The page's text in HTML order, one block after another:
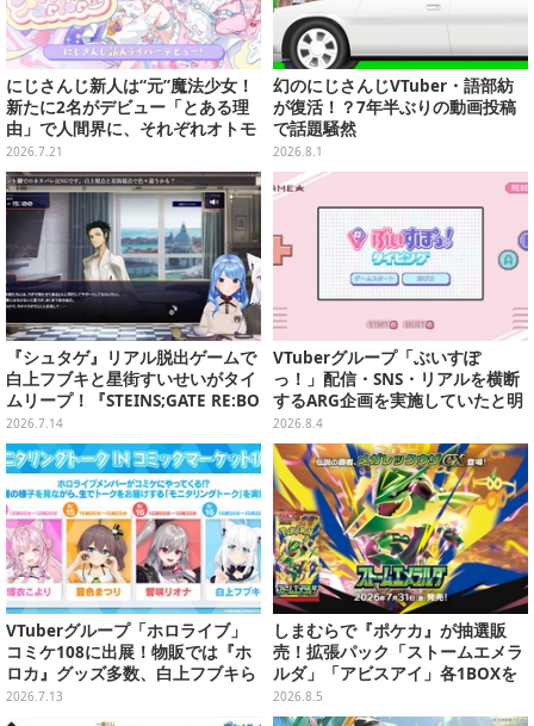
にじさんじ新人は“元”魔法少女！
新たに2名がデビュー「とある理
由」で人間界に、それぞれオトモ
付き
2026.7.21
幻のにじさんじVTuber・語部紡
が復活！？7年半ぶりの動画投稿
で話題騒然
2026.8.1
『シュタゲ』リアル脱出ゲームで
白上フブキと星街すいせいがタイ
ムリープ！『STEINS;GATE RE:BO
OT』リリース前に再認識した
「シュタゲすげえ！」【白上フブ
キ／星街すいせい／大空スバル／
兎田ぺこら】
2026.7.14
VTuberグループ「ぶいすぽ
っ！」配信・SNS・リアルを横断
するARG企画を実施していたと明
らかに―ファンメイドらしきタイ
ピングゲームが実は…
2026.8.4
VTuberグループ「ホロライブ」
コミケ108に出展！物販では『ホ
ロカ』グッズ多数、白上フブキら
4人のモニタリングトークもお届
け
2026.7.13
しまむらで『ポケカ』が抽選販
売！拡張パック「ストームエメラ
ルダ」「アビスアイ」各1BOXを
ラインナップ
2026.8.5